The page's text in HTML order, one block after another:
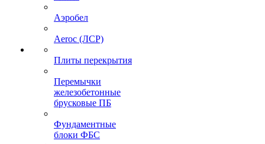
Аэробел
Aeroc (ЛСР)
Плиты перекрытия
Перемычки
железобетонные
брусковые ПБ
Фундаментные
блоки ФБС